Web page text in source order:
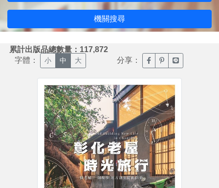
機關搜尋
累計出版品總數量：117,872
字體： 小 中 大 分享： 臉書分享(另開新視窗)
噗浪分享(另開新
Line分享(另